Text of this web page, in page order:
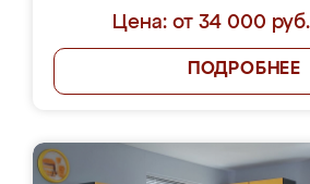
Цена: от 34 000
ПОДРОБНЕЕ